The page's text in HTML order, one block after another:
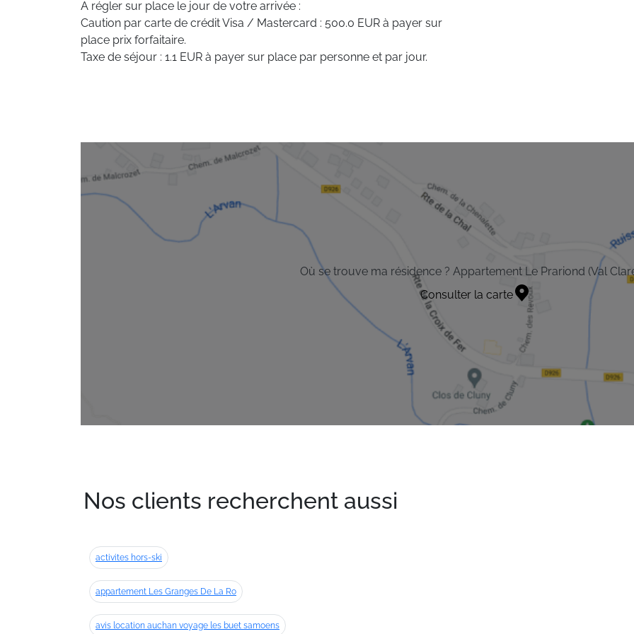
A régler sur place le jour de votre arrivée :
Caution par carte de crédit Visa / Mastercard : 500.0 EUR à payer sur
place prix forfaitaire.
Taxe de séjour : 1.1 EUR à payer sur place par personne et par jour.
Où se trouve ma résidence ? Appartement Le Prariond (Val
Consulter la carte
Nos clients recherchent aussi
activites hors-ski
appartement Les Granges De La Ro
avis location auchan voyage les buet samoens